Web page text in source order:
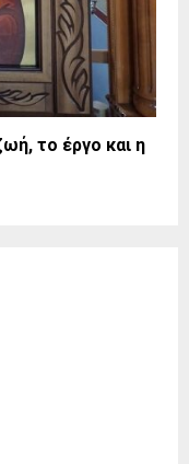
το έργο και η